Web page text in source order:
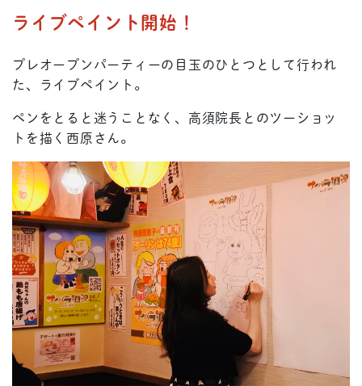
ライブペイント開始！
プレオープンパーティーの目玉のひとつとして行われ
た、ライブペイント。
ペンをとると迷うことなく、高須院長とのツーショッ
トを描く西原さん。